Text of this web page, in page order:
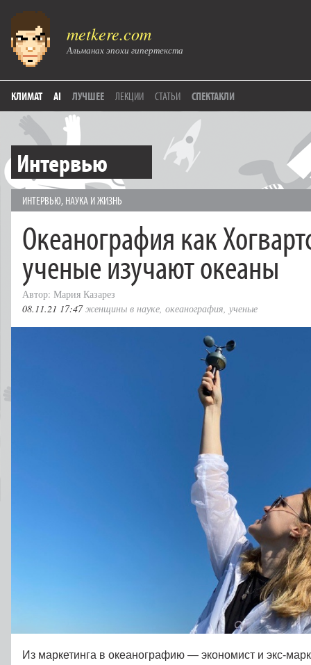
metkere.com
Альманах эпохи гипертекста
КЛИМАТ AI ЛУЧШЕЕ ЛЕКЦИИ СТАТЬИ СПЕКТАКЛИ
Интервью
ИНТЕРВЬЮ, НАУКА И ЖИЗНЬ
Океанография как
ученые изучают океаны
Автор: Мария Казарез
08.11.21 17:47 женщины в науке, океанография, ученые
Из маркетинга в океанографию — экономист и экс-